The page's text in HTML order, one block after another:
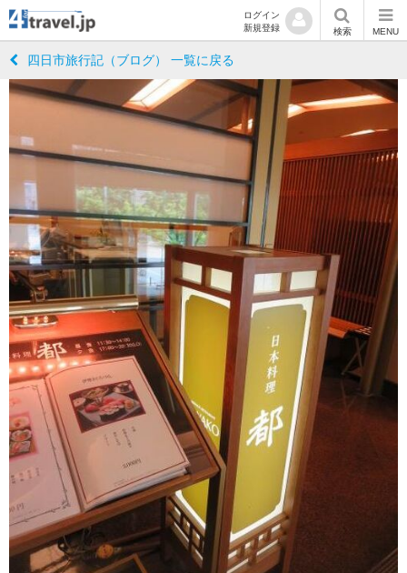
ログイン
新規登録
検索 MENU
四日市旅行記（ブログ） 一覧に戻る